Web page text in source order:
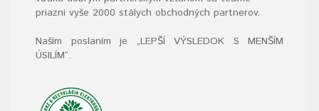
priazni vyše 2000 stálych obchodných partnerov.
Naším poslaním je „LEPŠÍ VÝSLEDOK S MENŠÍM
ÚSILÍM“.